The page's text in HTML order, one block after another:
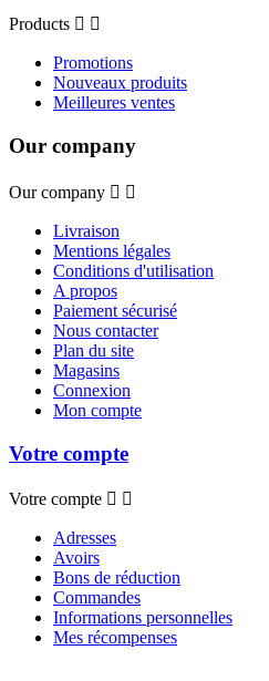
Products  
Promotions
Nouveaux produits
Meilleures ventes
Our company
Our company  
Livraison
Mentions légales
Conditions d'utilisation
A propos
Paiement sécurisé
Nous contacter
Plan du site
Magasins
Connexion
Mon compte
Votre compte
Votre compte  
Adresses
Avoirs
Bons de réduction
Commandes
Informations personnelles
Mes récompenses